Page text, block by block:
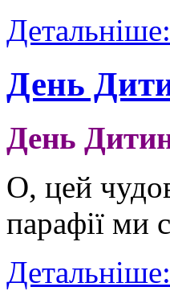
День
День
О, цей
парафії ми